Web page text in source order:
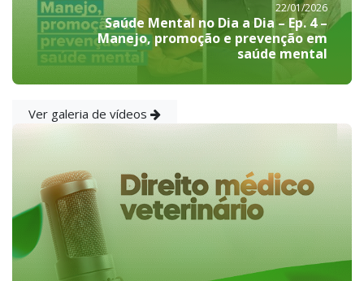
22/01/2026
Saúde Mental no Dia a Dia – Ep. 4 –
Manejo, promoção e prevenção em
saúde mental
Ver galeria de vídeos